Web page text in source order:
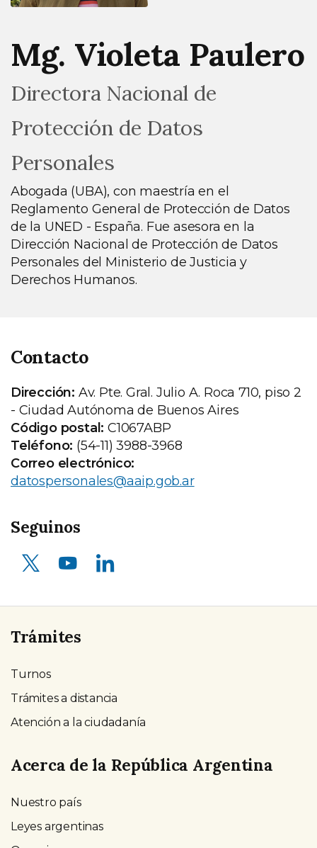
Mg. Violeta Paulero
Directora Nacional de
Protección de Datos
Personales
Abogada (UBA), con maestría en el
Reglamento General de Protección de Datos
de la UNED - España. Fue asesora en la
Dirección Nacional de Protección de Datos
Personales del Ministerio de Justicia y
Derechos Humanos.
Contacto
Dirección: Av. Pte. Gral. Julio A. Roca 710, piso 2
- Ciudad Autónoma de Buenos Aires
Código postal: C1067ABP
Teléfono: (54-11) 3988-3968
Correo electrónico:
datospersonales@aaip.gob.ar
Seguinos
X (ex Twitter) LinkedIn
Trámites
Turnos
Trámites a distancia
Atención a la ciudadanía
Acerca de la República Argentina
Nuestro país
Leyes argentinas